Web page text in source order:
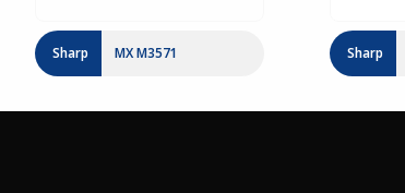
Sharp MX M3571 Sharp